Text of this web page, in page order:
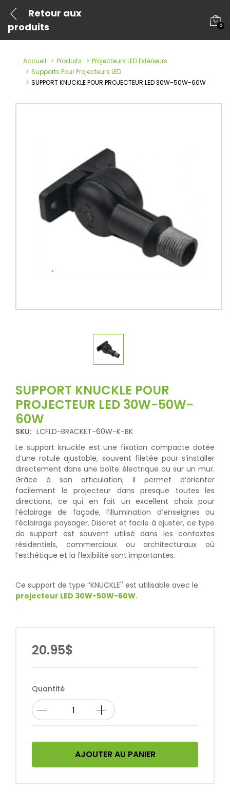
Retour aux
produits
0
Accueil Produits
Projecteurs LED Extérieurs
Supports Pour Projecteurs LED
SUPPORT KNUCKLE POUR PROJECTEUR LED 30W-50W-60W
SUPPORT KNUCKLE POUR
PROJECTEUR LED 30W-50W-
60W
SKU: LCFLD-BRACKET-60W-K-BK
Le support knuckle est une fixation compacte dotée
d’une rotule ajustable, souvent filetée pour s’installer
directement dans une boîte électrique ou sur un mur.
Grâce à son articulation, il permet d’orienter
facilement le projecteur dans presque toutes les
directions, ce qui en fait un excellent choix pour
l’éclairage de façade, l’illumination d’enseignes ou
l’éclairage paysager. Discret et facile à ajuster, ce type
de support est souvent utilisé dans les contextes
résidentiels, commerciaux ou architecturaux où
l’esthétique et la flexibilité sont importantes.
Ce support de type ‘’KNUCKLE'' est utilisable avec le
projecteur LED 30W-50W-60W.
20.95$
Quantité
AJOUTER AU PANIER